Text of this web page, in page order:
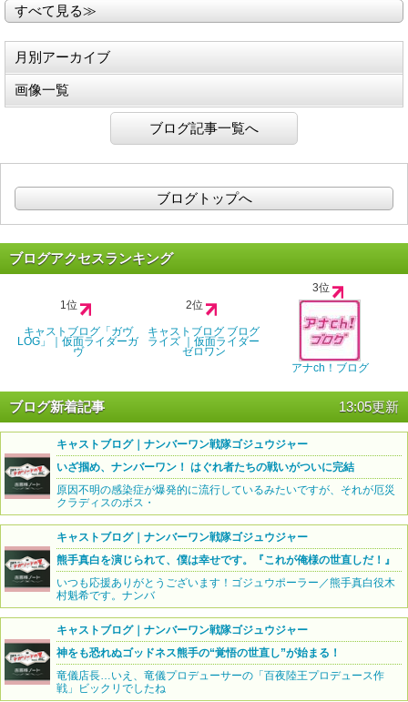
すべて見る≫
月別アーカイブ
画像一覧
ブログ記事一覧へ
ブログトップへ
ブログアクセスランキング
1位
キャストブログ「ガヴ
LOG」｜仮面ライダーガ
ヴ
2位
キャストブログ ブログ
ライズ ｜仮面ライダー
ゼロワン
3位
アナch！ブログ
ブログ新着記事 13:05更新
キャストブログ｜ナンバーワン戦隊ゴジュウジャー
いざ掴め、ナンバーワン！ はぐれ者たちの戦いがついに完結
原因不明の感染症が爆発的に流行しているみたいですが、それが厄災
クラディスのボス・
キャストブログ｜ナンバーワン戦隊ゴジュウジャー
熊手真白を演じられて、僕は幸せです。『これが俺様の世直しだ！』
いつも応援ありがとうございます！ゴジュウポーラー／熊手真白役木
村魁希です。ナンバ
キャストブログ｜ナンバーワン戦隊ゴジュウジャー
神をも恐れぬゴッドネス熊手の“覚悟の世直し”が始まる！
竜儀店長…いえ、竜儀プロデューサーの「百夜陸王プロデュース作
戦」ビックリでしたね